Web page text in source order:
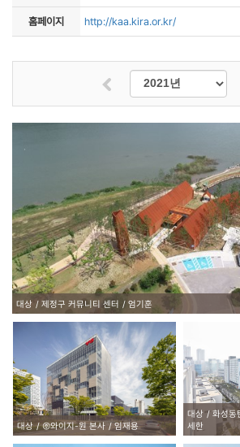
홈페이지 http://kaa.kira.or.kr/
대상 제정구 커뮤니티 센터 엄기훈
대상 ㈜와이지-원 본사 임재용
대상 화성동
세한